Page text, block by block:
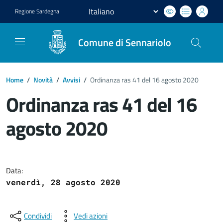
RegioneSardegna
Comune di Sennariolo
Home / Novità / Avvisi / Ordinanza ras 41 del 16 agosto 2020
Ordinanza ras 41 del 16
agosto 2020
Data:
venerdì, 28 agosto 2020
Condividi Vedi azioni